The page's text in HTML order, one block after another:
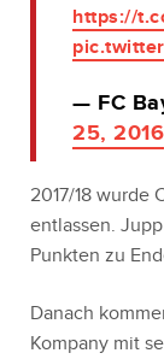
https://
— FC
25, 2016
2017/18 wurde
entlassen.
Punkten zu
Danach
Kompany mit